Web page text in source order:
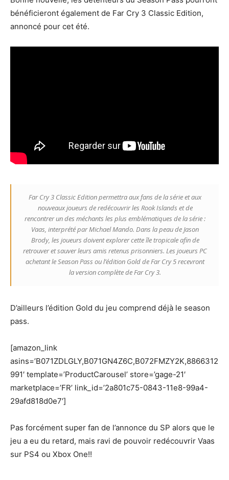
bénéficieront également de Far Cry 3 Classic Edition,
annoncé pour cet été.
Far Cry 3 Classic Edition permettra aux fans de la série et aux
nouveaux joueurs de redécouvrir les Rook Islands et de
rencontrer un des méchants les plus emblématiques de la série :
Vaas, interprété par Michael Mando. Dans la peau de Jason
Brody, les joueurs doivent explorer cette île tropicale afin de
retrouver et sauver leurs amis retenus prisonniers. Les joueurs PC
achetant le Season Pass ou l’édition Gold de Far Cry 5 recevront
la version complète de Far Cry 3.
D’ailleurs l’édition Gold du jeu comprend déjà le season
pass.
[amazon_link
asins=’B071ZDLGLY,B071GN4Z6C,B072FMZY2K,8866312
991′ template=’ProductCarousel’ store=’gage-21′
marketplace=’FR’ link_id=’2a801c75-0843-11e8-99a4-
29afd818d0e7′]
Pas forcément super fan de l’annonce du SP alors que le
jeu a eu du retard, mais ravi de pouvoir redécouvrir Vaas
sur PS4 ou Xbox One!!